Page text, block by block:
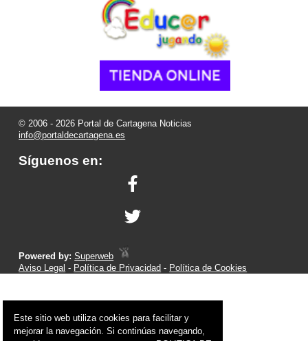
© 2006 - 2026 Portal de Cartagena Noticias
info@portaldecartagena.es
Síguenos en:
Powered by:Superweb
Aviso Legal - Política de Privacidad - Política de Cookies
Este sitio web utiliza cookies para facilitar y
mejorar la navegación. Si continúas navegando,